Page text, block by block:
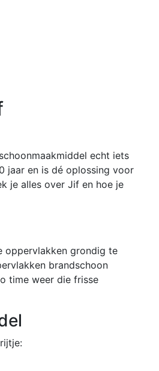
echt iets
jaar en is dé oplossing voor
je alles over Jif en hoe je
oppervlakken grondig te
brandschoon
time weer die frisse